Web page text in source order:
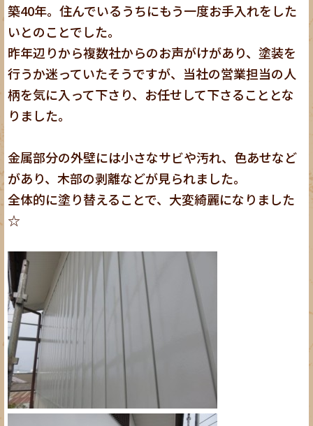
築40年。住んでいるうちにもう一度お手入れをした
いとのことでした。
昨年辺りから複数社からのお声がけがあり、塗装を
行うか迷っていたそうですが、当社の営業担当の人
柄を気に入って下さり、お任せして下さることとな
りました。
金属部分の外壁には小さなサビや汚れ、色あせなど
があり、木部の剥離などが見られました。
全体的に塗り替えることで、大変綺麗になりました
☆